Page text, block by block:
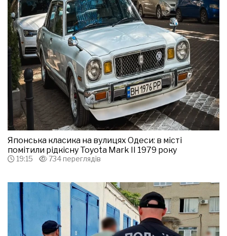
Японська класика на вулицях Одеси: в місті
помітили рідкісну Toyota Mark II 1979 року
19:15 734 переглядів